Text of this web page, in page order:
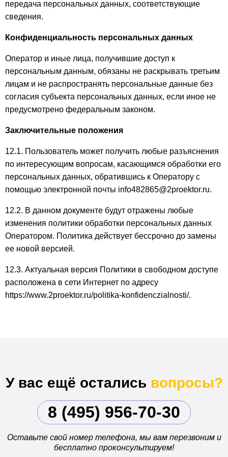
передача персональных данных, соответствующие
сведения.
Конфиденциальность персональных данных
Оператор и иные лица, получившие доступ к
персональным данным, обязаны не раскрывать третьим
лицам и не распространять персональные данные без
согласия субъекта персональных данных, если иное не
предусмотрено федеральным законом.
Заключительные положения
12.1. Пользователь может получить любые разъяснения
по интересующим вопросам, касающимся обработки его
персональных данных, обратившись к Оператору с
помощью электронной почты info482865@2proektor.ru.
12.2. В данном документе будут отражены любые
изменения политики обработки персональных данных
Оператором. Политика действует бессрочно до замены
ее новой версией.
12.3. Актуальная версия Политики в свободном доступе
расположена в сети Интернет по адресу
https://www.2proektor.ru/politika-konfidenczialnosti/.
У вас ещё остались вопросы?
8 (495) 956-70-30
Оставьте свой номер телефона, мы вам перезвоним и
бесплатно проконсультируем!